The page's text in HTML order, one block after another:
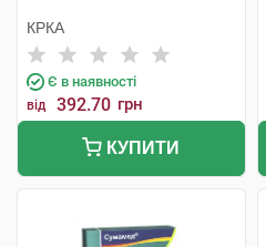
КРКА
Є в наявності
від 392.70 грн
КУПИТИ